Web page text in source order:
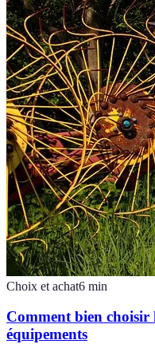
Choix et achat6 min
Comment bien choisir
équipements